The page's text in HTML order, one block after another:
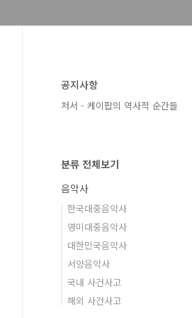
공지사항
저서 - 케이팝의 역사적 순간들
분류 전체보기
음악사
한국대중음악사
영미대중음악사
대한민국음악사
서양음악사
국내 사건사고
해외 사건사고